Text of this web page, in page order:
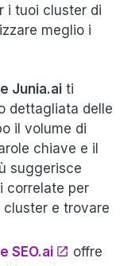
i tuoi cluster di
meglio i
Junia.ai ti
dettagliata delle
il volume di
chiave e il
suggerisce
correlate per
e trovare
SEO.ai
offre